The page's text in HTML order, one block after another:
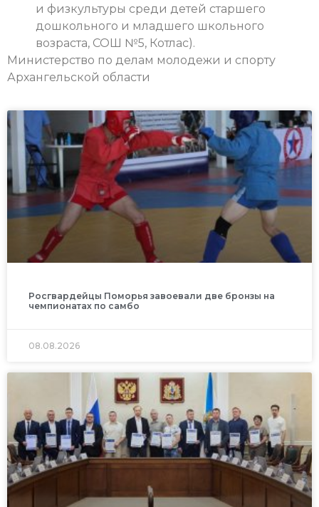
и физкультуры среди детей старшего
дошкольного и младшего школьного
возраста, СОШ №5, Котлас).
Министерство по делам молодежи и спорту
Архангельской области
Росгвардейцы Поморья завоевали две бронзы на
чемпионатах по самбо
08.08.2026